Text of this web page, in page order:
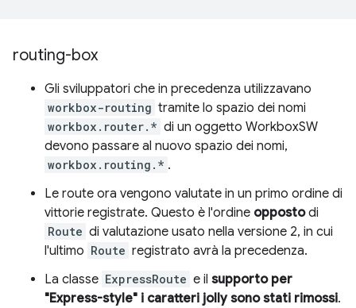
routing-box
Gli sviluppatori che in precedenza utilizzavano
workbox-routing tramite lo spazio dei nomi
workbox.router.* di un oggetto WorkboxSW
devono passare al nuovo spazio dei nomi,
workbox.routing.* .
Le route ora vengono valutate in un primo ordine di
vittorie registrate. Questo è l'ordine oppostodi
Route di valutazione usato nella versione 2, in cui
l'ultimo Route registrato avrà la precedenza.
La classe ExpressRoute e il supporto per
"Express-style" i caratteri jolly sono stati rimossi.